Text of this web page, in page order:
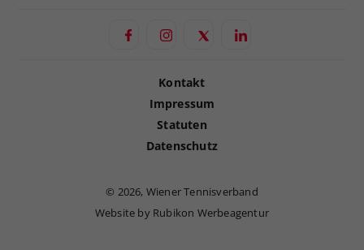
Kontakt
Impressum
Statuten
Datenschutz
© 2026, Wiener Tennisverband
Website by Rubikon Werbeagentur